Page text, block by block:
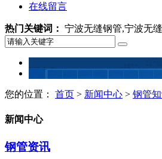
在线留言
热门关键词： 宁波无缝钢管,宁波无
您的位置： 首页 > 新闻中心 > 钢管
新闻中心
钢管资讯